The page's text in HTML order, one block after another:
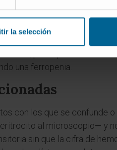
la selección
o tóxicos como el
infecciosas o
la liberación de hierro
pero que en fases
una ferropenia.
con los que se confunde
al microscopio— y
sin que la cifra de